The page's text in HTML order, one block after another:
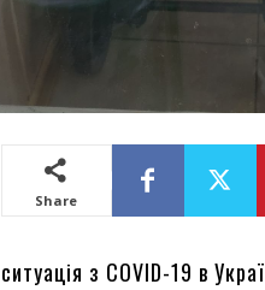
Share
з COVID-19 в